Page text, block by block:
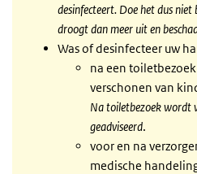
desinfecteert. Doe het dus
droogt dan meer uit en
Was of desinfecteer uw
na een
verschonen van
Na toiletbezoek wordt
geadviseerd.
voor en na
medische